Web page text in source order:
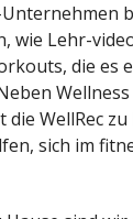
wie Lehr-
die es
WellRec
sich im